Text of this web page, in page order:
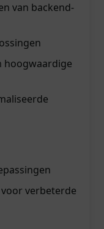
van backend-
hoogwaardige
verbeterde